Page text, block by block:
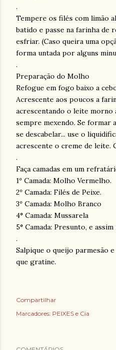
.
Tempere os filés com limão
batido e passe na farinha de
esfriar. (Caso queira uma
forma untada por alguns
.
Preparação do Molho
Refogue em fogo baixo a
Acrescente aos poucos a
acrescentando o leite
sempre mexendo. Se formar
se descabelar... use o
acrescente o creme de leite.
.
Faça camadas em um
1º Camada: Molho Vermelho.
2º Camada: Filés de Peixe.
3º Camada: Molho Branco
4° Camada: Mussarela
5° Camada: Presunto, e
.
Salpique o queijo parmesão
que gratine.
Compartilhar
Marcadores: PEIXES e Cia